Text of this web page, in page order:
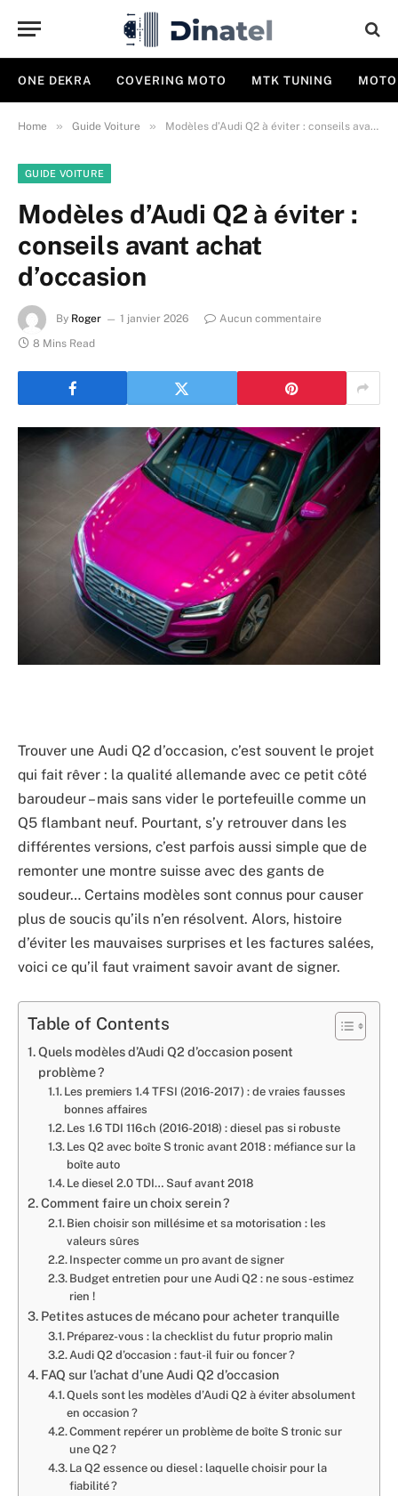
ONE DEKRA COVERING MOTO MTK TUNING
Home » Guide Voiture » Modèles d’Audi Q2 à éviter : conseils avant achat d’occasion
GUIDE VOITURE
Modèles d’Audi Q2 à éviter :
conseils avant achat
d’occasion
By Roger 1 janvier 2026
Aucun commentaire
8 Mins Read
Trouver une Audi Q2 d’occasion, c’est souvent le projet
qui fait rêver : la qualité allemande avec ce petit côté
baroudeur – mais sans vider le portefeuille comme un
Q5 flambant neuf. Pourtant, s’y retrouver dans les
différentes versions, c’est parfois aussi simple que de
remonter une montre suisse avec des gants de
soudeur… Certains modèles sont connus pour causer
plus de soucis qu’ils n’en résolvent. Alors, histoire
d’éviter les mauvaises surprises et les factures salées,
voici ce qu’il faut vraiment savoir avant de signer.
Table of Contents
Quels modèles d’Audi Q2 d’occasion posent
problème ?
Les premiers 1.4 TFSI (2016-2017) : de vraies fausses
bonnes affaires
Les 1.6 TDI 116 ch (2016-2018) : diesel pas si robuste
Les Q2 avec boîte S tronic avant 2018 : méfiance sur la
boîte auto
Le diesel 2.0 TDI… Sauf avant 2018
Comment faire un choix serein ?
Bien choisir son millésime et sa motorisation : les
valeurs sûres
Inspecter comme un pro avant de signer
Budget entretien pour une Audi Q2 : ne sous-estimez
rien !
Petites astuces de mécano pour acheter tranquille
Préparez-vous : la checklist du futur proprio malin
Audi Q2 d’occasion : faut-il fuir ou foncer ?
FAQ sur l’achat d’une Audi Q2 d’occasion
Quels sont les modèles d’Audi Q2 à éviter absolument
en occasion ?
Comment repérer un problème de boîte S tronic sur
une Q2 ?
La Q2 essence ou diesel : laquelle choisir pour la
fiabilité ?